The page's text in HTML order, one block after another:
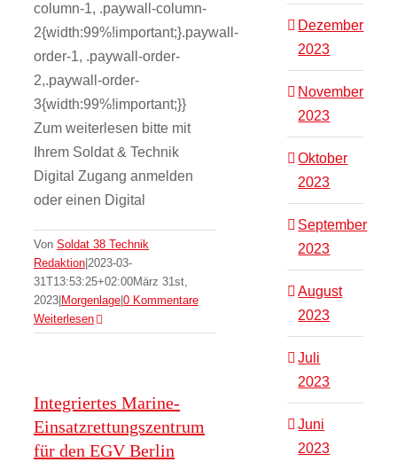
column-1, .paywall-column-
2{width:99%!important;}.paywall-
order-1, .paywall-order-
2,.paywall-order-
3{width:99%!important;}}
Zum weiterlesen bitte mit
Ihrem Soldat & Technik
Digital Zugang anmelden
oder einen Digital
Von Soldat 38 Technik
Redaktion 2023-03-
31T13:53:25+02:00März 31st,
2023 Morgenlage 0 Kommentare
Weiterlesen
Integriertes Marine-
Einsatzrettungszentrum
für den EGV Berlin
Dezember
2023
November
2023
Oktober
2023
September
2023
August
2023
Juli
2023
Juni
2023